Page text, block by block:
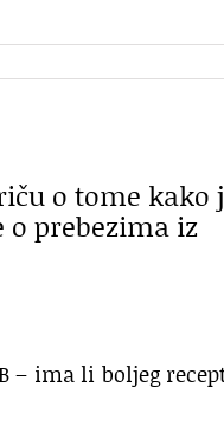
o tome kako
prebezima iz
– ima li boljeg